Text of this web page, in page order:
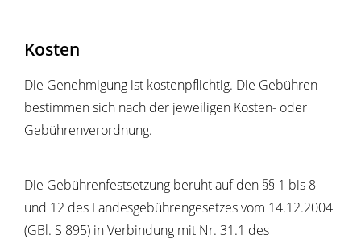
Kosten
Die Genehmigung ist kostenpflichtig. Die Gebühren
bestimmen sich nach der jeweiligen Kosten- oder
Gebührenverordnung.
Die Gebührenfestsetzung beruht auf den §§ 1 bis 8
und 12 des Landesgebührengesetzes vom 14.12.2004
(GBl. S 895) in Verbindung mit Nr. 31.1 des